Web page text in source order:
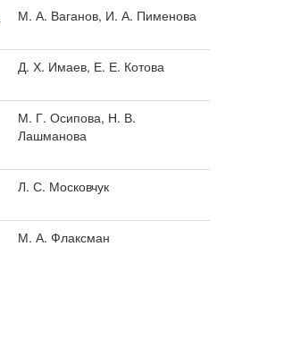
М. А. Ваганов, И. А. Пименова
Д. Х. Имаев, Е. Е. Котова
М. Г. Осипова, Н. В.
Лашманова
Л. С. Московчук
М. А. Флаксман